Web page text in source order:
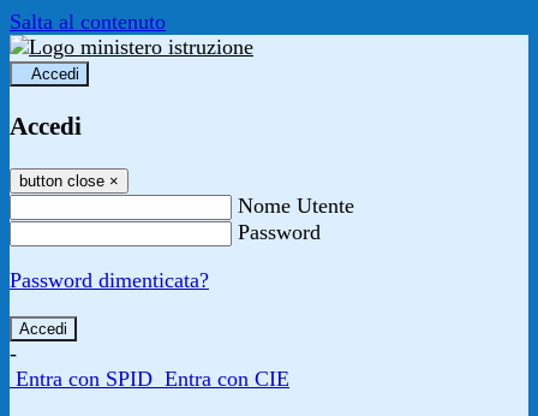
Salta al contenuto
Accedi
Accedi
button close ×
Nome Utente
Password
Password dimenticata?
-
Entra con SPID Entra con CIE